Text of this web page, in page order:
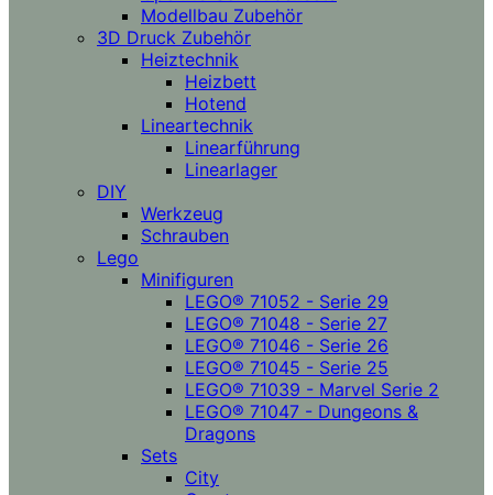
Modellbau Zubehör
3D Druck Zubehör
Heiztechnik
Heizbett
Hotend
Lineartechnik
Linearführung
Linearlager
DIY
Werkzeug
Schrauben
Lego
Minifiguren
LEGO® 71052 - Serie 29
LEGO® 71048 - Serie 27
LEGO® 71046 - Serie 26
LEGO® 71045 - Serie 25
LEGO® 71039 - Marvel Serie 2
LEGO® 71047 - Dungeons &
Dragons
Sets
City